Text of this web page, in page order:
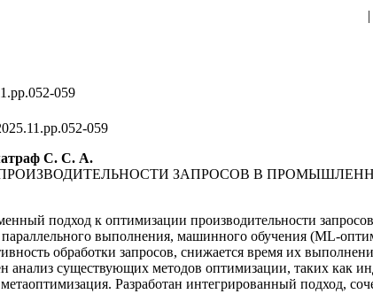
|
059
059
С. С. А.
ЗАПРОСОВ В
подход к оптимизации производительности
выполнения, машинного обучения (ML-
обработки запросов, снижается время их
анализ существующих методов оптимизации, таких как
Разработан интегрированный подход,